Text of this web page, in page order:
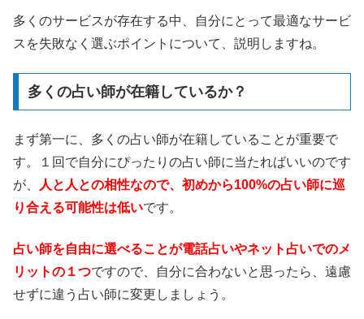
多くのサービスが存在する中、自分にとって最適なサービ
スを失敗なく選ぶポイントについて、説明しますね。
多くの占い師が在籍しているか？
まず第一に、多くの占い師が在籍していることが重要で
す。１回で自分にぴったりの占い師に当たればいいのです
が、
人と人との相性なので、初めから100%の占い師に巡
り合える可能性は低いです。
占い師を自由に選べることが電話占いやネット占いでのメ
リットの１つですので、自分に合わないと思ったら、遠慮
せずに違う占い師に変更しましょう。